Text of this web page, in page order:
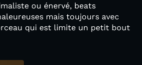
ou énervé, beats
mais toujours avec
qui est limite un petit bout